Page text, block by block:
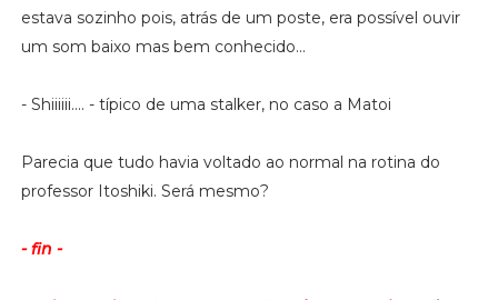
estava sozinho pois, atrás de um poste, era possível ouvir
um som baixo mas bem conhecido...
- Shiiiiii.... - típico de uma stalker, no caso a Matoi
Parecia que tudo havia voltado ao normal na rotina do
professor Itoshiki. Será mesmo?
- fin -